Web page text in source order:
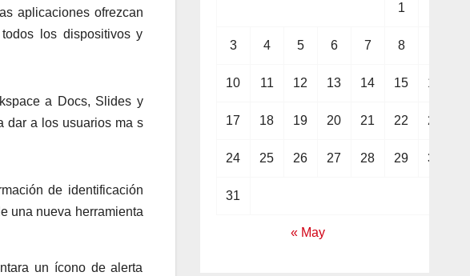
aplicaciones ofrezcan
los dispositivos y
a Docs, Slides y
dar a los usuarios ma s
de identificación
una nueva herramienta
un ícono de alerta
1
3 4 5 6 7 8
10 11 12 13 14 15 16
17 18 19 20 21 22 23
24 25 26 27 28 29 30
31
« May